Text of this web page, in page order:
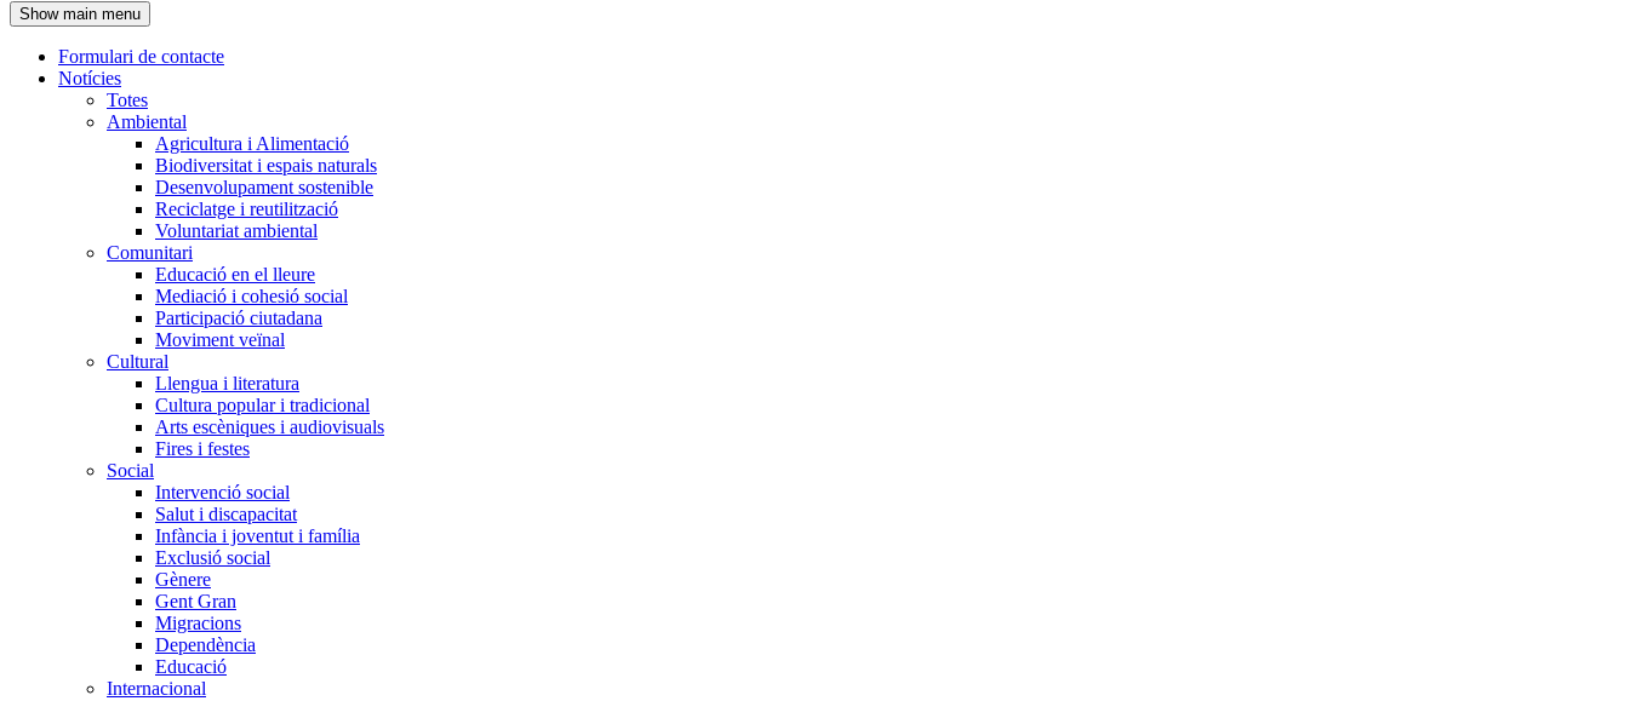
l'encapçalament
Show main menu
Navegació
principal
Formulari de contacte
Notícies
Totes
Ambiental
Agricultura i Alimentació
Biodiversitat i espais naturals
Desenvolupament sostenible
Reciclatge i reutilització
Voluntariat ambiental
Comunitari
Educació en el lleure
Mediació i cohesió social
Participació ciutadana
Moviment veïnal
Cultural
Llengua i literatura
Cultura popular i tradicional
Arts escèniques i audiovisuals
Fires i festes
Social
Intervenció social
Salut i discapacitat
Infància i joventut i família
Exclusió social
Gènere
Gent Gran
Migracions
Dependència
Educació
Internacional